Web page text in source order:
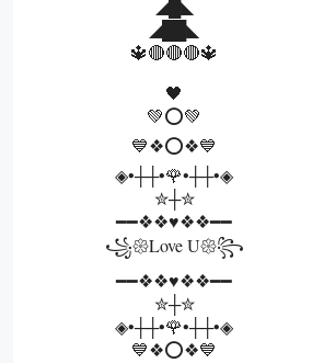
◢█◣
◢██◣
🔱🔴🔴🔴🔱
🖤
💚⭕💚
💙❖⭕❖💙
◈•┼┼•🌹•┼┼•◈
✮┼✮
━━❖❖♥❖❖━━
꧁𑁍Love U𑁍꧂
━━❖❖♥❖❖━━
✮┼✮
◈•┼┼•🌹•┼┼•◈
💙❖⭕❖💙